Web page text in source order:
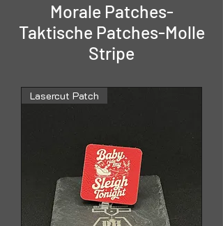
Morale Patches-
Taktische Patches-Molle
Stripe
Lasercut Patch